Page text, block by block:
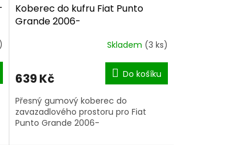
Koberec do kufru Fiat Punto
Grande 2006-
Skladem (3 ks)
639 Kč Do košíku
Přesný gumový koberec do
zavazadlového prostoru pro Fiat
Punto Grande 2006-